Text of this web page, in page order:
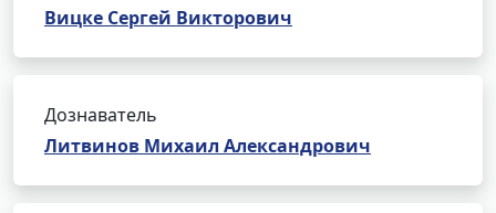
Вицке Сергей Викторович
Дознаватель
Литвинов Михаил Александрович